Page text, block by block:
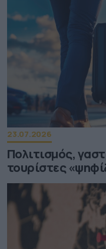
23.07.2026
Πολιτισμός,
τουρίστες